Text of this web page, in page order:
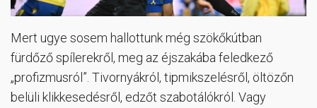
Mert ugye sosem hallottunk még szökőkútban
fürdőző spílerekről, meg az éjszakába feledkező
„profizmusról”. Tivornyákról, tipmikszelésről, öltözőn
belüli klikkesedésről, edzőt szabotálókról. Vagy